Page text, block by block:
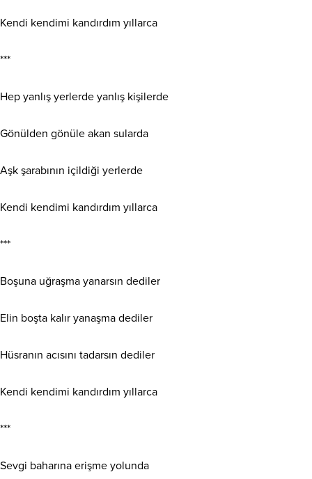
Kendi kendimi kandırdım yıllarca
***
Hep yanlış yerlerde yanlış kişilerde
Gönülden gönüle akan sularda
Aşk şarabının içildiği yerlerde
Kendi kendimi kandırdım yıllarca
***
Boşuna uğraşma yanarsın dediler
Elin boşta kalır yanaşma dediler
Hüsranın acısını tadarsın dediler
Kendi kendimi kandırdım yıllarca
***
Sevgi baharına erişme yolunda